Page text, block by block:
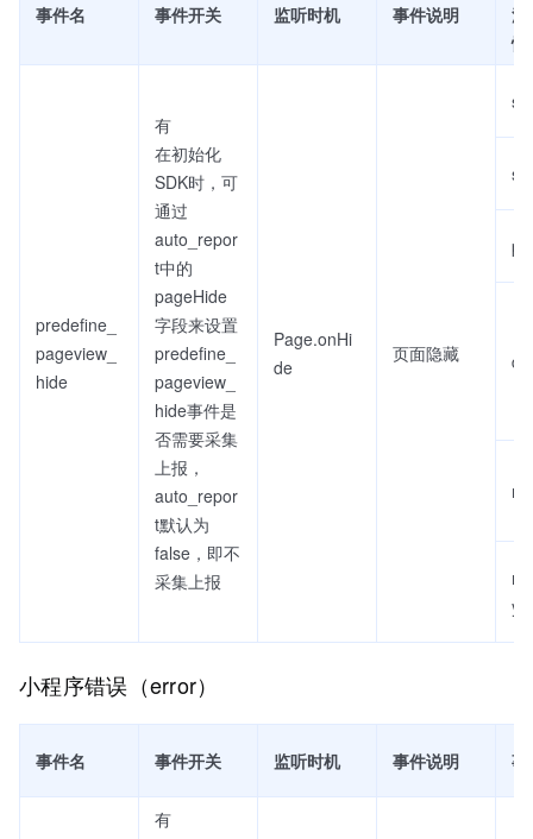
事件名 事件开关 监听时机 事件说明
流
性
predefine_
pageview_
hide
有
在初始化
SDK时，可
通过
auto_repor
t中的
pageHide
字段来设置
predefine_
pageview_
hide事件是
否需要采集
上报，
auto_repor
t默认为
false，即不
采集上报
Page.onHi
de
页面隐藏
y
小程序错误（error）
事件名 事件开关 监听时机 事件说明 事
有